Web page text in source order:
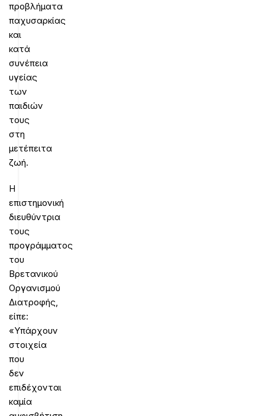
προβλήματα
παχυσαρκίας
και
κατά
συνέπεια
υγείας
των
παιδιών
τους
στη
μετέπειτα
ζωή.
Η
επιστημονική
διευθύντρια
τους
προγράμματος
του
Βρετανικού
Οργανισμού
Διατροφής,
είπε:
«Υπάρχουν
στοιχεία
που
δεν
επιδέχονται
καμία